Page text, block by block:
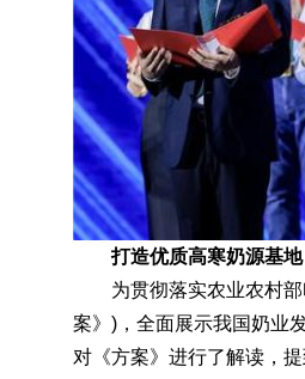
打造优质高寒奶源基
为贯彻落实农业农村部
案》)，全面展示我国奶业
对《方案》进行了解读，